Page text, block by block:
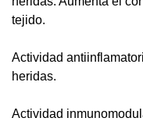
tejido.
Actividad
heridas.
Actividad